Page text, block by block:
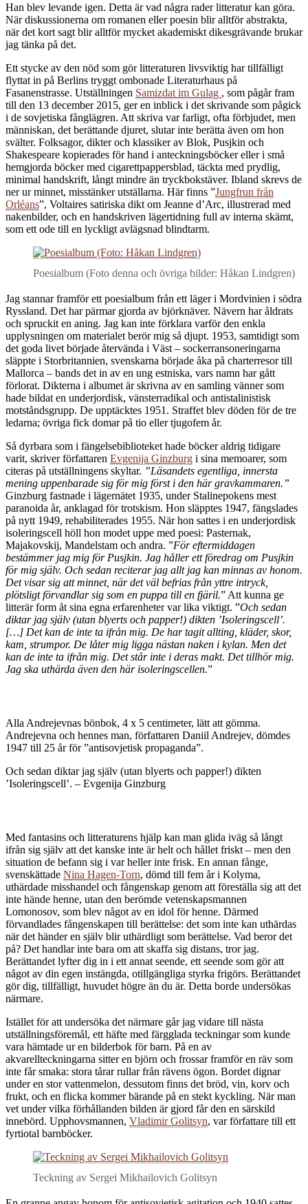
Han blev levande igen. Detta är vad några rader litteratur kan göra.
När diskussionerna om romanen eller poesin blir alltför abstrakta,
när det kort sagt blir alltför mycket akademiskt dikesgrävande brukar
jag tänka på det.
Ett stycke av den nöd som gör litteraturen livsviktig har tillfälligt
flyttat in på Berlins tryggt ombonade Literaturhaus på
Fasanenstrasse. Utställningen Samizdat im Gulag , som pågår fram
till den 13 december 2015, ger en inblick i det skrivande som pågick
i de sovjetiska fånglägren. Att skriva var farligt, ofta förbjudet, men
människan, det berättande djuret, slutar inte berätta även om hon
svälter. Folksagor, dikter och klassiker av Blok, Pusjkin och
Shakespeare kopierades för hand i anteckningsböcker eller i små
hemgjorda böcker med cigarettpappersblad, täckta med prydlig,
minimal handskrift, långt mindre än tryckbokstäver. Ibland skrevs de
ner ur minnet, misstänker utställarna. Här finns ”Jungfrun från
Orléans”, Voltaires satiriska dikt om Jeanne d’Arc, illustrerad med
nakenbilder, och en handskriven lägertidning full av interna skämt,
som ett ode till en lyckligt avlägsnad blindtarm.
Poesialbum (Foto denna och övriga bilder: Håkan Lindgren)
Jag stannar framför ett poesialbum från ett läger i Mordvinien i södra
Ryssland. Det har pärmar gjorda av björknäver. Nävern har åldrats
och spruckit en aning. Jag kan inte förklara varför den enkla
upplysningen om materialet berör mig så djupt. 1953, samtidigt som
det goda livet började återvända i Väst – sockerransoneringarna
släppte i Storbritannien, svenskarna började åka på charterresor till
Mallorca – bands det in av en ung estniska, vars namn har gått
förlorat. Dikterna i albumet är skrivna av en samling vänner som
hade bildat en underjordisk, vänsterradikal och antistalinistisk
motståndsgrupp. De upptäcktes 1951. Straffet blev döden för de tre
ledarna; övriga fick domar på tio eller tjugofem år.
Så dyrbara som i fängelsebiblioteket hade böcker aldrig tidigare
varit, skriver författaren Evgenija Ginzburg i sina memoarer, som
citeras på utställningens skyltar. ”Läsandets egentliga, innersta
mening uppenbarade sig för mig först i den här gravkammaren.”
Ginzburg fastnade i lägernätet 1935, under Stalinepokens mest
paranoida år, anklagad för trotskism. Hon släpptes 1947, fängslades
på nytt 1949, rehabiliterades 1955. När hon sattes i en underjordisk
isoleringscell höll hon modet uppe med poesi: Pasternak,
Majakovskij, Mandelstam och andra. ”För eftermiddagen
bestämmer jag mig för Pusjkin. Jag håller ett föredrag om Pusjkin
för mig själv. Och sedan reciterar jag allt jag kan minnas av honom.
Det visar sig att minnet, när det väl befrias från yttre intryck,
plötsligt förvandlar sig som en puppa till en fjäril.” Att kunna ge
litterär form åt sina egna erfarenheter var lika viktigt. ”Och sedan
diktar jag själv (utan blyerts och papper!) dikten ’Isoleringscell’.
[…] Det kan de inte ta ifrån mig. De har tagit allting, kläder, skor,
kam, strumpor. De låter mig ligga nästan naken i kylan. Men det
kan de inte ta ifrån mig. Det står inte i deras makt. Det tillhör mig.
Jag ska uthärda även den här isoleringscellen.”
Alla Andrejevnas bönbok, 4 x 5 centimeter, lätt att gömma.
Andrejevna och hennes man, författaren Daniil Andrejev, dömdes
1947 till 25 år för ”antisovjetisk propaganda”.
Och sedan diktar jag själv (utan blyerts och papper!) dikten
’Isoleringscell’. – Evgenija Ginzburg
Med fantasins och litteraturens hjälp kan man glida iväg så långt
ifrån sig själv att det kanske inte är helt och hållet friskt – men den
situation de befann sig i var heller inte frisk. En annan fånge,
svenskättade Nina Hagen-Torn, dömd till fem år i Kolyma,
uthärdade misshandel och fångenskap genom att föreställa sig att det
inte hände henne, utan den berömde vetenskapsmannen
Lomonosov, som blev något av en idol för henne. Därmed
förvandlades fångenskapen till berättelse: det som inte kan uthärdas
när det händer en själv blir uthärdligt som berättelse. Vad beror det
på? Det handlar inte bara om att skaffa sig distans, tror jag.
Berättandet lyfter dig in i ett annat seende, ett seende som gör att
något av din egen instängda, otillgängliga styrka frigörs. Berättandet
gör dig, tillfälligt, huvudet högre än du är. Detta borde undersökas
närmare.
Istället för att undersöka det närmare går jag vidare till nästa
utställningsföremål, ett häfte med färgglada teckningar som kunde
vara hämtade ur en bilderbok för barn. På en av
akvarellteckningarna sitter en björn och frossar framför en räv som
inte får smaka: stora tårar rullar från rävens ögon. Bordet dignar
under en stor vattenmelon, dessutom finns det bröd, vin, korv och
frukt, och en flicka kommer bärande på en stekt kyckling. När man
vet under vilka förhållanden bilden är gjord får den en särskild
innebörd. Upphovsmannen, Vladimir Golitsyn, var författare till ett
fyrtiotal barnböcker.
Teckning av Sergei Mikhailovich Golitsyn